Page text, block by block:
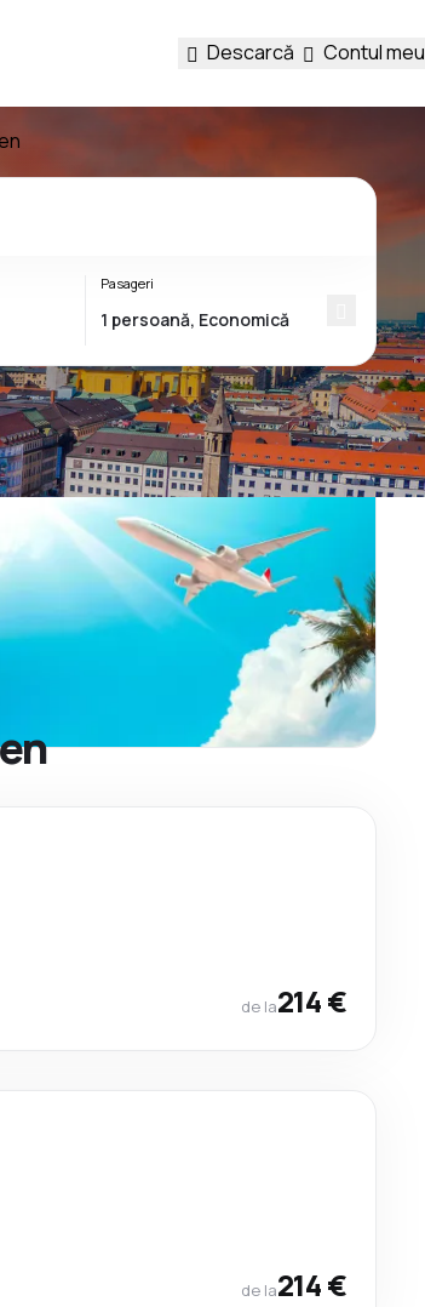
Descarcă Contul meu
Pasageri
de la214 €
de la214 €